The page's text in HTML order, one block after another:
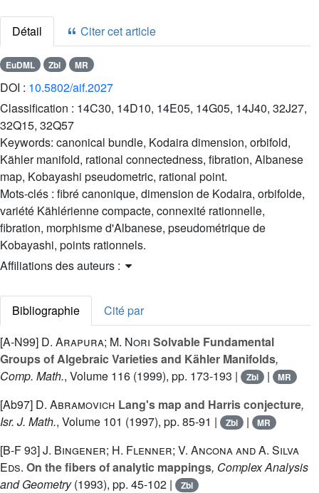
Détail Citer cet article
EuDML Zbl MR
DOI : 10.5802/aif.2027
Classification : 14C30, 14D10, 14E05, 14G05, 14J40, 32J27,
32Q15, 32Q57
Keywords: canonical bundle, Kodaira dimension, orbifold,
Kähler manifold, rational connectedness, fibration, Albanese
map, Kobayashi pseudometric, rational point.
Mots-clés : fibré canonique, dimension de Kodaira, orbifolde,
variété Kählérienne compacte, connexité rationnelle,
fibration, morphisme d'Albanese, pseudométrique de
Kobayashi, points rationnels.
Affiliations des auteurs :
Bibliographie
Cité par
[A-N99] D. Arapura; M. Nori Solvable Fundamental
Groups of Algebraic Varieties and Kähler Manifolds,
Comp. Math., Volume 116 (1999), pp. 173-193 | Zbl | MR
[Ab97] D. Abramovich Lang's map and Harris conjecture,
Isr. J. Math., Volume 101 (1997), pp. 85-91 | Zbl | MR
[B-F 93]J. Bingener; H. Flenner; V. Ancona and A. Silva
Eds. On the fibers of analytic mappings, Complex Analysis
and Geometry(1993), pp. 45-102 | Zbl